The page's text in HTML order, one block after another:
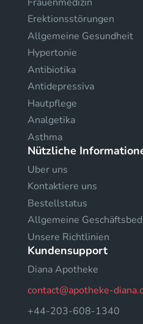
Erektionsstörungen
Allgemeine Gesundheit
Hypertonie
Antibiotika
Antidepressiva
Hautpflege
Analgetika
Asthma
Nützliche
Uber uns
Kontaktiere uns
Bestellstatus
Allgemeine
Unsere Richtlinien
Kundensupport
Diana Apotheke
contact@apotheke-
+44-203-608-1340